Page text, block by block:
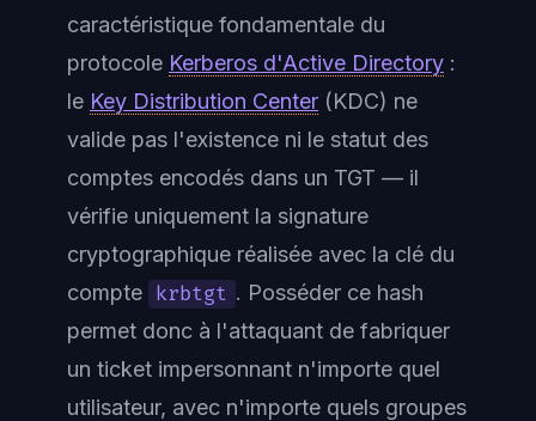
caractéristique fondamentale du
protocole Kerberos d'Active Directory :
le Key Distribution Center (KDC) ne
valide pas l'existence ni le statut des
comptes encodés dans un TGT — il
vérifie uniquement la signature
cryptographique réalisée avec la clé du
compte krbtgt . Posséder ce hash
permet donc à l'attaquant de fabriquer
un ticket impersonnant n'importe quel
utilisateur, avec n'importe quels groupes